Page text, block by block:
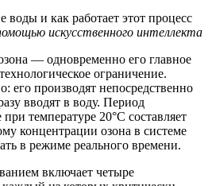
искусственного интеллекта
— одновременно его главное
ограничение.
его производят непосредственно
вводят в воду. Период
температуре 20°C составляет
концентрации озона в системе
в режиме реального времени.
включает четыре